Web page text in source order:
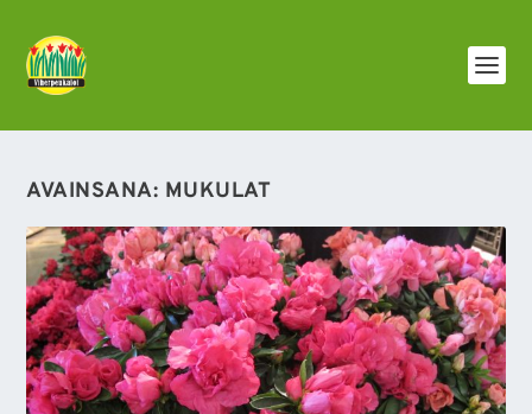
AVAINSANA: MUKULAT